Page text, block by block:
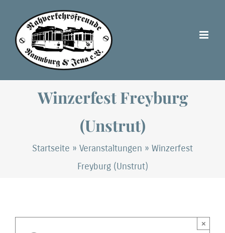
Inhalt
springen
Winzerfest Freyburg
(Unstrut)
Startseite » Veranstaltungen » Winzerfest
Freyburg (Unstrut)
×